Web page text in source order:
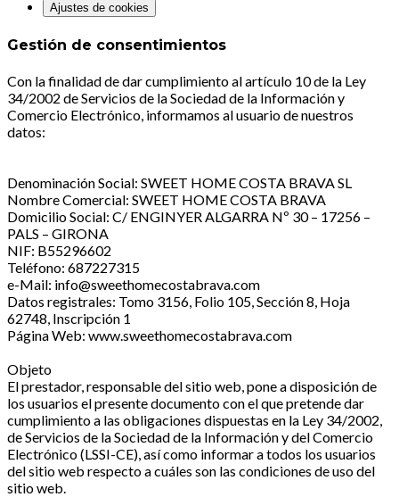
Ajustes de cookies
Gestión de consentimientos
Con la finalidad de dar cumplimiento al artículo 10 de la Ley
34/2002 de Servicios de la Sociedad de la Información y
Comercio Electrónico, informamos al usuario de nuestros
datos:
Denominación Social: SWEET HOME COSTA BRAVA SL
Nombre Comercial: SWEET HOME COSTA BRAVA
Domicilio Social: C/ ENGINYER ALGARRA Nº 30 – 17256 –
PALS – GIRONA
NIF: B55296602
Teléfono: 687227315
e-Mail: info@sweethomecostabrava.com
Datos registrales: Tomo 3156, Folio 105, Sección 8, Hoja
62748, Inscripción 1
Página Web: www.sweethomecostabrava.com
Objeto
El prestador, responsable del sitio web, pone a disposición de
los usuarios el presente documento con el que pretende dar
cumplimiento a las obligaciones dispuestas en la Ley 34/2002,
de Servicios de la Sociedad de la Información y del Comercio
Electrónico (LSSI-CE), así como informar a todos los usuarios
del sitio web respecto a cuáles son las condiciones de uso del
sitio web.